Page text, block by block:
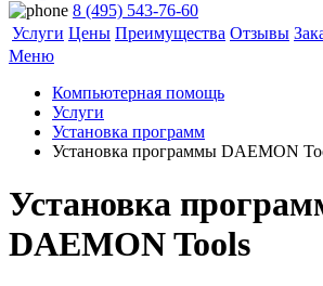
8 (495) 543-76-60
Услуги Цены Преимущества Отзывы
Меню
Компьютерная помощь
Услуги
Установка программ
Установка программы DAEMON
Установка
DAEMON Tools